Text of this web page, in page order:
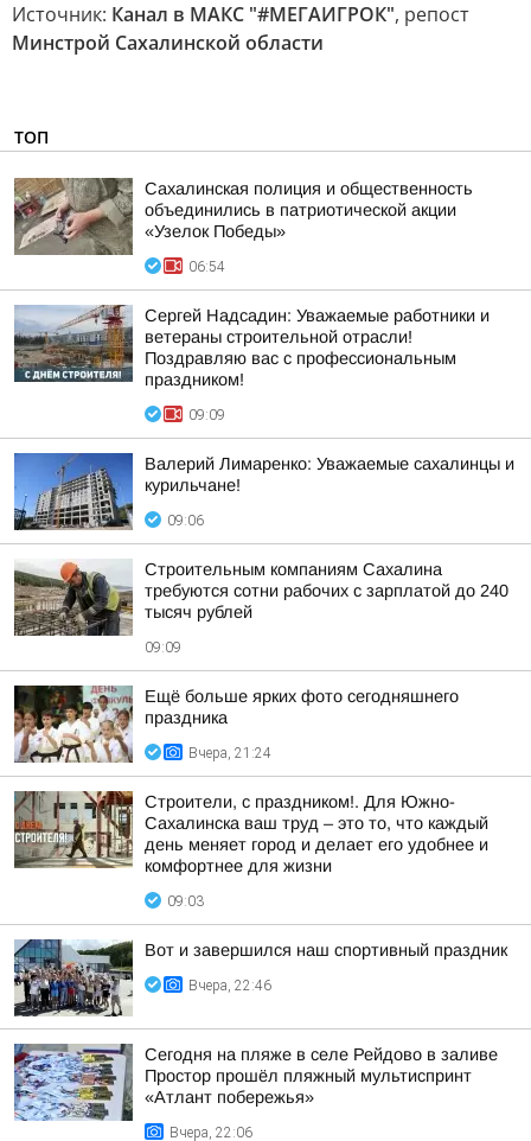
Источник: Канал в МАКС "#МЕГАИГРОК", репост
Минстрой Сахалинской области
ТОП
Сахалинская полиция и общественность
объединились в патриотической акции
«Узелок Победы»
06:54
Сергей Надсадин: Уважаемые работники и
ветераны строительной отрасли!
Поздравляю вас с профессиональным
праздником!
09:09
Валерий Лимаренко: Уважаемые сахалинцы и
курильчане!
09:06
Строительным компаниям Сахалина
требуются сотни рабочих с зарплатой до 240
тысяч рублей
09:09
Ещё больше ярких фото сегодняшнего
праздника
Вчера, 21:24
Строители, с праздником!. Для Южно-
Сахалинска ваш труд – это то, что каждый
день меняет город и делает его удобнее и
комфортнее для жизни
09:03
Вот и завершился наш спортивный праздник
Вчера, 22:46
Сегодня на пляже в селе Рейдово в заливе
Простор прошёл пляжный мультиспринт
«Атлант побережья»
Вчера, 22:06